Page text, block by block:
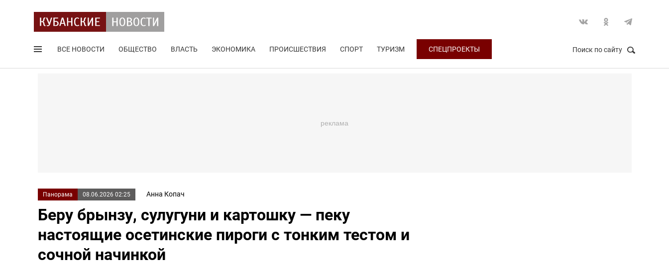
ВСЕ НОВОСТИ ОБЩЕСТВО ВЛАСТЬ ЭКОНОМИКА ПРОИСШЕСТВИЯ СПОРТ ТУРИЗМ СПЕЦПРОЕКТЫ Поиск по сайту
Панорама 08.06.2026 02:25 Анна Копач
Беру брынзу, сулугуни и картошку — пеку
настоящие осетинские пироги с тонким тестом и
сочной начинкой